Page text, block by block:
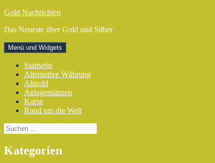
Zum
springen
Gold Nachrichten
Das Neueste über Gold und Silber
Menü und Widgets
Startseite
Alternative Währung
Altgold
Anlagemünzen
Kurse
Rund um die Welt
Suchen
nach:
Kategorien